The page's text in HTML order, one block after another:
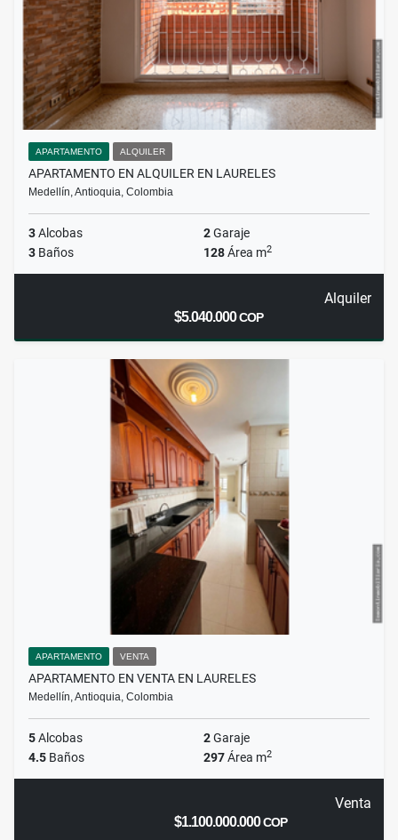
APARTAMENTO ALQUILER
APARTAMENTO EN ALQUILER EN LAURELES
Medellín, Antioquia, Colombia
3Alcobas 2Garaje
3 Baños 128Área m2
Alquiler
$5.040.000COP
APARTAMENTO VENTA
APARTAMENTO EN VENTA EN LAURELES
Medellín, Antioquia, Colombia
5Alcobas 2Garaje
4.5 Baños 297Área m2
Venta
$1.100.000.000COP